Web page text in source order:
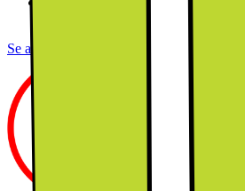
Se alla specifikationer